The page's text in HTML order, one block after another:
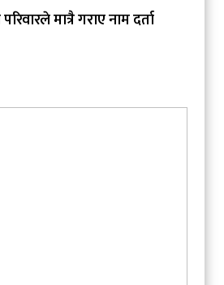
मात्रै गराए नाम दर्ता